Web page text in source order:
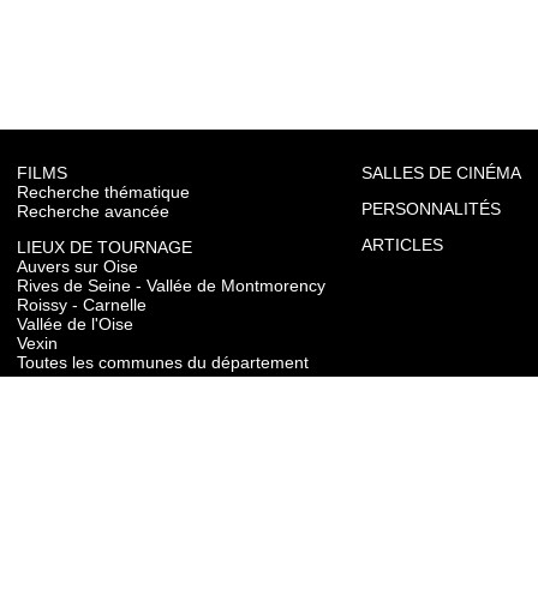
FILMS
Recherche thématique
Recherche avancée
LIEUX DE TOURNAGE
Auvers sur Oise
Rives de Seine - Vallée de Montmorency
Roissy - Carnelle
Vallée de l'Oise
Vexin
Toutes les communes du département
SALLES DE CINÉMA
PERSONNALITÉS
ARTICLES